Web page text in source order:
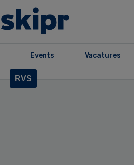
Events Vacatures
RVS